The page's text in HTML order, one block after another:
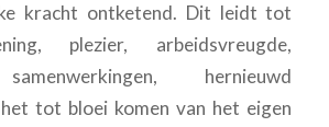
kracht ontketend. Dit leidt tot
plezier, arbeidsvreugde,
hernieuwd
tot bloei komen van het eigen